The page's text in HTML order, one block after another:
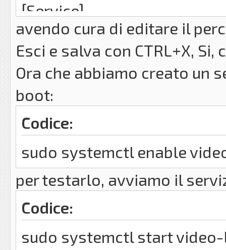
[Service]
ExecStart=/percorso/
Restart=always
User=il_tuo_nome_utente
Environment=DISPLAY=:0
[Install]
WantedBy=graphical.target
avendo cura di editare il
Esci e salva con CTRL+X,
Ora che abbiamo creato un
boot:
Codice:
sudo systemctl enable
per testarlo, avviamo il
Codice:
sudo systemctl start